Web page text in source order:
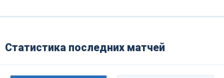
Статистика последних матчей